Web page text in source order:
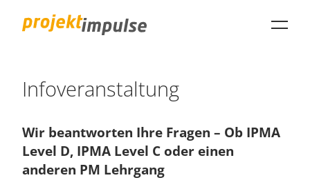
Infoveranstaltung
Wir beantworten Ihre Fragen – Ob IPMA
Level D, IPMA Level C oder einen
anderen PM Lehrgang